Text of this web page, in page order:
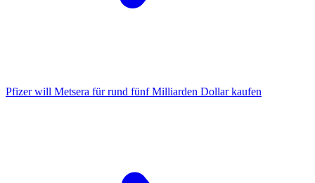
Pfizerwill Metsera für rund fünf Milliarden Dollar kaufen